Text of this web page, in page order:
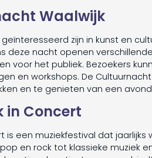
Waalwijk
zijn in kunst en
deze nacht openen
voor het publiek. Bezoekers
en workshops. De
en te genieten van een
in Concert
is een muziekfestival dat
en rock tot klassieke muziek